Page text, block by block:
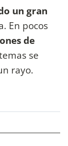
un gran
En pocos
de
se
rayo.